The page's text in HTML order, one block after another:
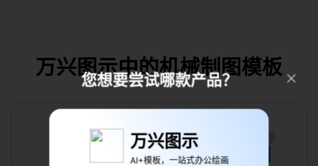
万兴图示中的机械制图模板
您想要尝试哪款产品？
万兴图示
AI+模板，一站式办公绘画